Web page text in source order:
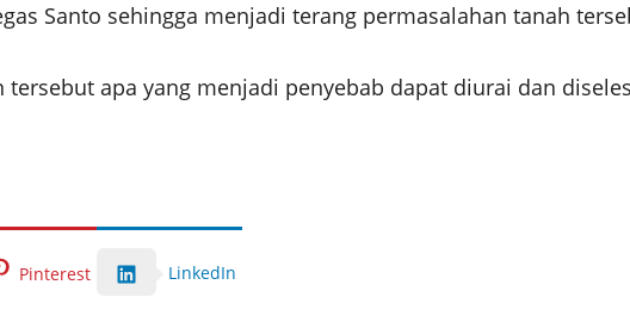
Santo sehingga menjadi terang permasalahan tanah
apa yang menjadi penyebab dapat diurai dan
Pinterest LinkedIn